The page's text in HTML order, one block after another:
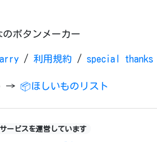
ボタンメーカー
/ 利用規約 / special thanks
→ 📦ほしいものリスト
ービスを運営しています